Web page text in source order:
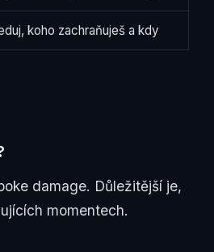
koho zachraňuješ a kdy
damage. Důležitější je,
momentech.